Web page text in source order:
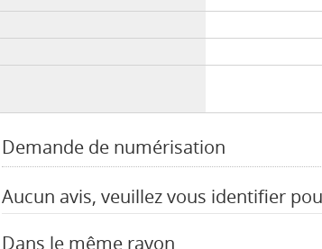
Demande de numérisation
Aucun avis, veuillez vous identifier
Dans le même rayon